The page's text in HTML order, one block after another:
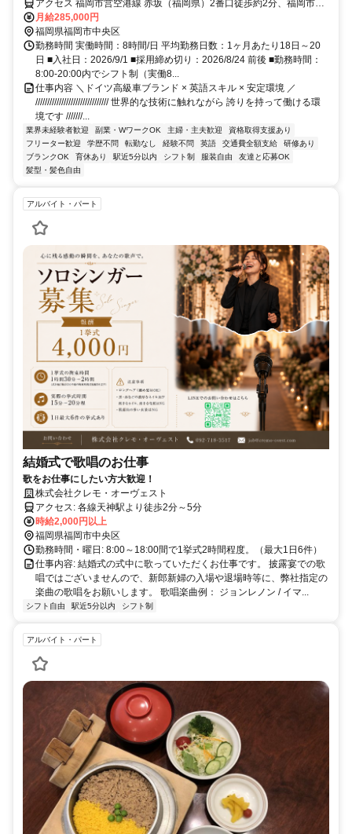
アクセス 福岡市営空港線 赤坂（福岡県）2番口徒歩約2分、福岡市営
空港線 天神3番口徒歩約11分、西鉄天神大牟田線 西鉄福岡(天神)ソラ
リア口徒歩約12分 赤坂駅より徒歩5分
月給285,000円
福岡県福岡市中央区
勤務時間 実働時間：8時間/日 平均勤務日数：1ヶ月あたり18日～20
日 ■入社日：2026/9/1 ■採用締め切り：2026/8/24 前後 ■勤務時間：
8:00-20:00内でシフト制（実働8...
仕事内容 ＼ドイツ高級車ブランド × 英語スキル × 安定環境 ／
/////////////////////////////// 世界的な技術に触れながら 誇りを持って働ける環
境です ///////...
業界未経験者歓迎 副業・WワークOK 主婦・主夫歓迎
資格取得支援あり
フリーター歓迎
学歴不問 転勤なし 経験不問 英語 交通費全額支給
研修あり
ブランクOK
育休あり 駅近5分以内 シフト制 服装自由
友達と応募OK
髪型・髪色自由
アルバイト・パート
結婚式で歌唱のお仕事
歌をお仕事にしたい方大歓迎！
株式会社クレモ・オーヴェスト
アクセス: 各線天神駅より徒歩2分～5分
時給2,000円以上
福岡県福岡市中央区
勤務時間・曜日: 8:00～18:00間で1挙式2時間程度。（最大1日6件）
仕事内容: 結婚式の式中に歌っていただくお仕事です。 披露宴での歌
唱ではございませんので、新郎新婦の入場や退場時等に、弊社指定の
楽曲の歌唱をお願いします。 歌唱楽曲例： ジョンレノン / イマ...
シフト自由 駅近5分以内 シフト制
アルバイト・パート